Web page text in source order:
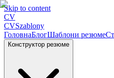
Skip to content
CV
CVSzablony
ГоловнаБлогШаблони резюме
Конструктор резюме